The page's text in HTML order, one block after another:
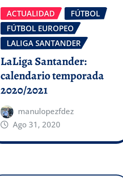
ACTUALIDAD
FÚTBOL
FÚTBOL EUROPEO
LALIGA SANTANDER
LaLiga Santander:
calendario temporada
2020/2021
manulopezfdez
Ago 31, 2020